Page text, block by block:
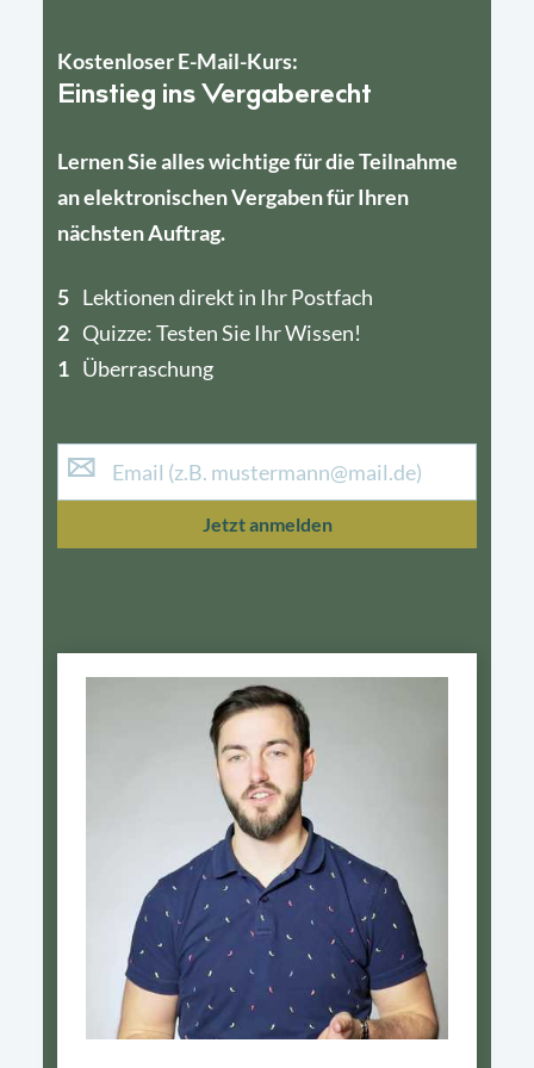
Kostenloser E-Mail-Kurs:
Einstieg ins Vergaberecht
Lernen Sie alles wichtige für die Teilnahme
an elektronischen Vergaben für Ihren
nächsten Auftrag.
5 Lektionen direkt in Ihr Postfach
2 Quizze: Testen Sie Ihr Wissen!
1 Überraschung
4
1
Jetzt anmelden